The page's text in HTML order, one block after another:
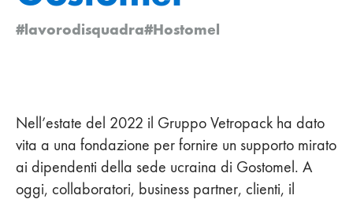
#lavorodisquadra#Hostomel
Nell’estate del 2022 il Gruppo Vetropack ha dato
vita a una fondazione per fornire un supporto mirato
ai dipendenti della sede ucraina di Gostomel. A
oggi, collaboratori, business partner, clienti, il